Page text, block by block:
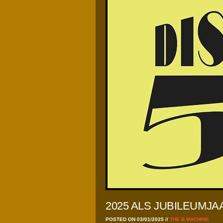
2025 ALS
POSTED ON 03/01/2025 // THE B MACHINE